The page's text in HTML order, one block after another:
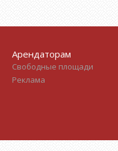
Арендаторам
Свободные площади
Реклама